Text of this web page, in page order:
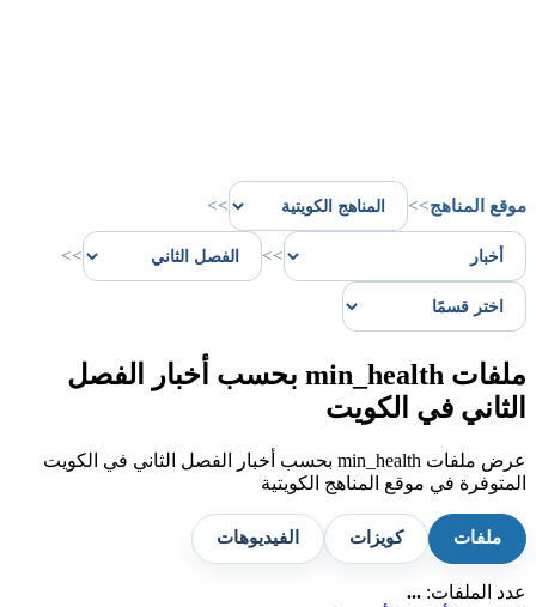
موقع المناهج>>
>>
>>
>>
ملفات min_health بحسب أخبار الفصل
الثاني في الكويت
عرض ملفات min_health بحسب أخبار الفصل الثاني في الكويت
المتوفرة في موقع المناهج الكويتية
ملفات كويزات الفيديوهات
عدد الملفات: ...